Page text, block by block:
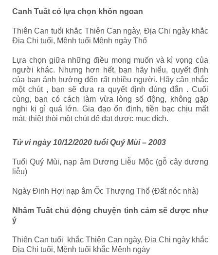
Canh Tuất có lựa chọn khôn ngoan
Thiên Can tuổi khắc Thiên Can ngày, Địa Chi ngày khắc
Địa Chi tuổi, Mệnh tuổi Mệnh ngày Thổ
Lựa chọn giữa những điều mong muốn và kì vọng của
người khác. Nhưng hơn hết, bạn hãy hiểu, quyết định
của bạn ảnh hưởng đến rất nhiều người. Hãy cân nhắc
một chút , bạn sẽ đưa ra quyết định đúng đắn . Cuối
cùng, bạn có cách làm vừa lòng số động, không gặp
nghi kị gì quá lớn. Gia đạo ổn định, tiền bạc chịu mất
mát, thiệt thòi một chút để đạt được mục đích.
Tử vi ngày 10/12/2020 tuổi Quý Mùi – 2003
Tuổi Quý Mùi, nạp âm Dương Liễu Mộc (gỗ cây dương
liễu)
Ngày Đinh Hợi nạp âm Ốc Thượng Thổ (Đất nóc nhà)
Nhâm Tuất chủ động chuyện tình cảm sẽ được như
ý
Thiên Can tuổi khắc Thiên Can ngày, Địa Chi ngày khắc
Địa Chi tuổi, Mệnh tuổi khắc Mệnh ngày